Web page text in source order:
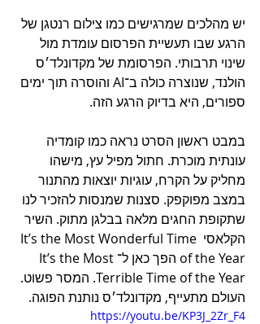
יש מהלכים שמרגישים כמו צילום רנטגן של
הרגע שבו תעשיית הפרסום עומדת מול
שינוי תרבותי. הפרסומת של מקדונלד׳ס
הולנד, שנוצרה כולה ב־AI והוסרה תוך ימים
ספורים, היא בדיוק הרגע הזה.
במבט ראשון הסרט נראה כמו קומדיה
עונתית מוכרת. חתול מפיל עץ, מישהו
מחליק על הקרח, עוגיות יוצאות מהתנור
במצב מפוקפק. סצנות שמנסות להזכיר לנו
שתקופת החגים מלאה בבלגן מתוק. השיר
הקלאסי It’s the Most Wonderful Time
of the Year הפך כאן ל־It’s the Most
Terrible Time of the Year. המסר פשוט.
העולם מתעייף, מקדונלד׳ס נותנת הפוגה.
https://youtu.be/KP3J_2Zr_F4